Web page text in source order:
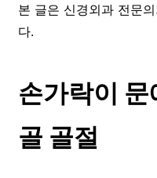
본 글은 신경외과 전문
다.
손가락이
골 골절